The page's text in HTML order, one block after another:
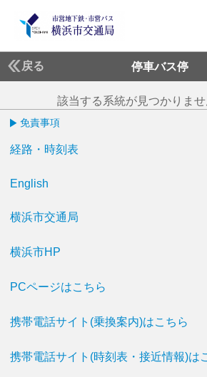
戻る 停車バス停
該当する系統が見つかりませ
免責事項
経路・時刻表
English
横浜市交通局
横浜市HP
PCページはこちら
携帯電話サイト(乗換案内)はこちら
携帯電話サイト(時刻表・接近情報)は